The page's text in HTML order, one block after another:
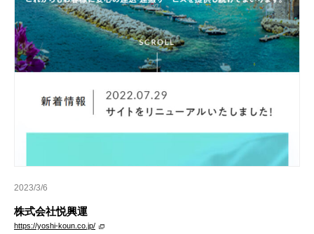
2023/3/6
株式会社悦興運
https://yoshi-koun.co.jp/